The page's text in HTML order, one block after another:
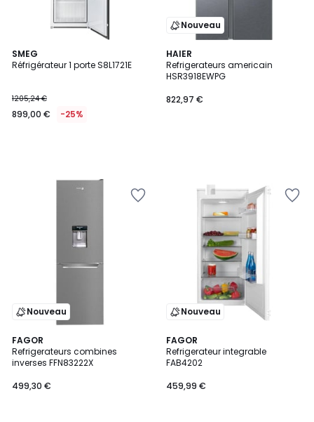
SMEG
Réfrigérateur 1 porte S8L1721E
1205,24 €
899,00 € -25%
Nouveau
HAIER
Refrigerateurs americain
HSR3918EWPG
822,97 €
Nouveau
FAGOR
Refrigerateurs combines
inverses FFN83222X
499,30 €
Nouveau
FAGOR
Refrigerateur integrable
FAB4202
459,99 €